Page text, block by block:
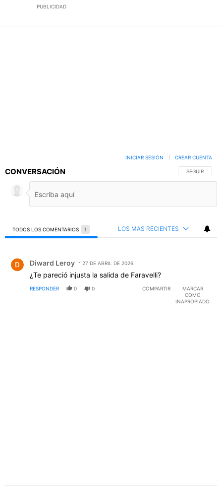
PUBLICIDAD
CONVERSACIÓN SIGA ESTA
SEGUIR
INICIAR SESIÓN CREAR CUENTA
TODOS LOS COMENTARIOS 1 LOS MÁS RECIENTES
Diward Leroy 27 DE ABRIL DE 2026
¿Te pareció injusta la salida de Faravelli?
RESPONDER 0 0 COMPARTIR
MARCAR
COMO
INAPROPIADO